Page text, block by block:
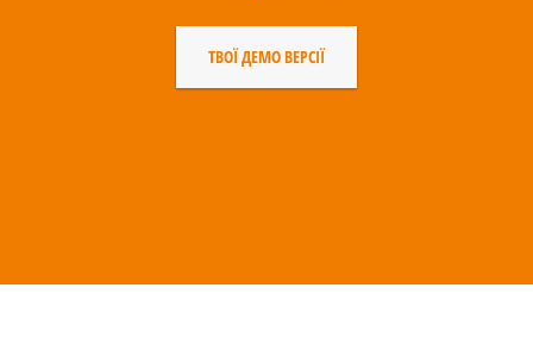
ТВОЇ ДЕМО ВЕРСІЇ